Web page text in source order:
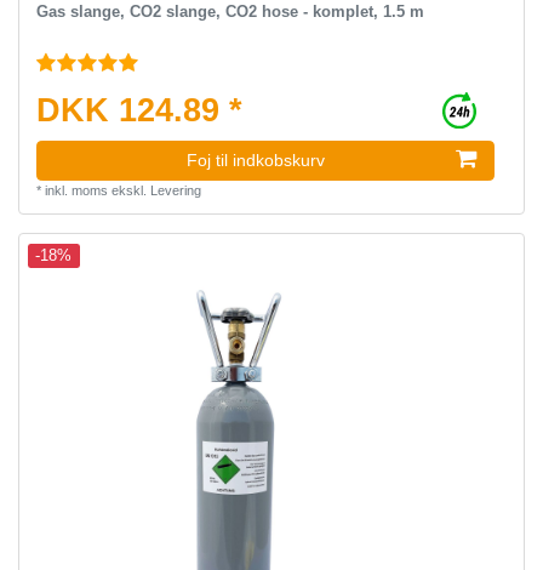
Gas slange, CO2 slange, CO2 hose - komplet, 1.5 m
DKK 124.89 *
Foj til indkobskurv
* inkl. moms ekskl. Levering
-18%